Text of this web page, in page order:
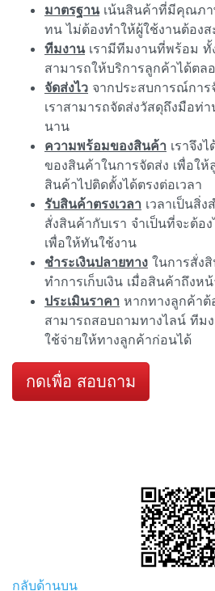
มาตรฐานเน้นสินค้าที่มีคุณภา
ทน ไม่ต้องทำให้ผู้ใช้งานต้อง
ทีมงานเรามีทีมงานที่พร้อม ทั้
สามารถให้บริการลูกค้าได้ตล
จัดส่งไว จากประสบการณ์กา
เราสามารถจัดส่งวัสดุถึงมือท่า
นาน
ความพร้อมของสินค้า เราจึง
ของสินค้าในการจัดส่ง เพื่อให้
สินค้าไปติดตั้งได้ตรงต่อเวลา
รับสินค้าตรงเวลา เวลาเป็นสิ่
สั่งสินค้ากับเรา จำเป็นที่จะต้อ
เพื่อให้ทันใช้งาน
ชำระเงินปลายทาง ในการสั่ง
ทำการเก็บเงิน เมื่อสินค้าถึงห
ประเมินราคา หากทางลูกค้าต้
สามารถสอบถามทางไลน์ ทีม
ใช้จ่ายให้ทางลูกค้าก่อนได้
กดเพื่อ สอบถาม
กลับด้านบน